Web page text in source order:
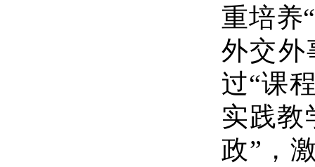
重培养“
外交外
过“课
实践教
政” ，